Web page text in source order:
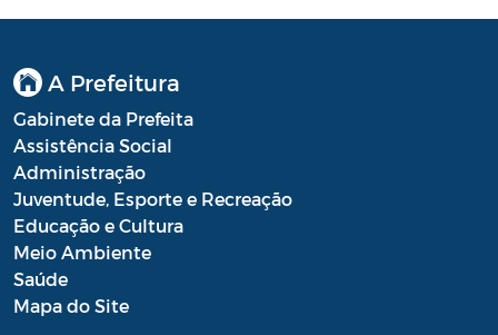
A Prefeitura
Gabinete da Prefeita
Assistência Social
Administração
Juventude, Esporte e Recreação
Educação e Cultura
Meio Ambiente
Saúde
Mapa do Site